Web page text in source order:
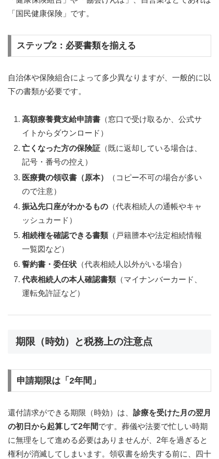
「国民健康保険」です。
ステップ2：必要書類を揃える
自治体や保険組合によって多少異なりますが、一般的に以
下の書類が必要です。
高額療養費支給申請書 （窓口で受け取るか、公式サ
イトからダウンロード）
亡くなった方の保険証 （既に返却している場合は、
記号・番号の控え）
医療費の領収書（原本）
（コピー不可の場合が多い
ので注意）
振込先口座がわかるもの （代表相続人の通帳やキャ
ッシュカード）
相続権を確認できる書類（戸籍謄本や法定相続情報
一覧図など）
誓約書・委任状 （代表相続人以外がいる場合）
代表相続人の本人確認書類（マイナンバーカード、
運転免許証など）
期限（時効）と税務上の注意点
申請期限は「2年間」
還付請求ができる期限（時効）は、 診療を受けた月の翌月
の初日から起算して2年間です。葬儀や法要で忙しい時期
に無理をして進める必要はありませんが、2年を過ぎると
権利が消滅してしまいます。領収書を紛失する前に、四十